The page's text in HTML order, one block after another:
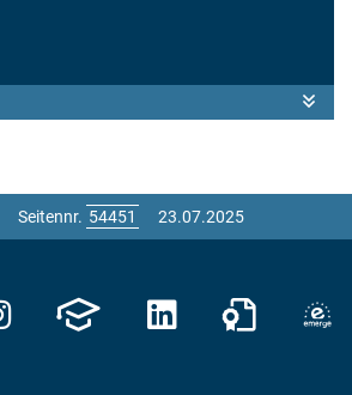
Seitennr. 23.07.2025